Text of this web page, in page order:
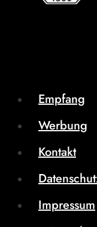
Empfang
Werbung
Kontakt
Impressum